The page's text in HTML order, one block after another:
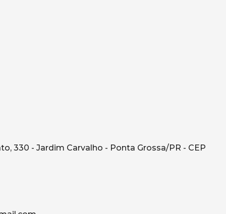
330 - Jardim Carvalho - Ponta Grossa/PR - CEP